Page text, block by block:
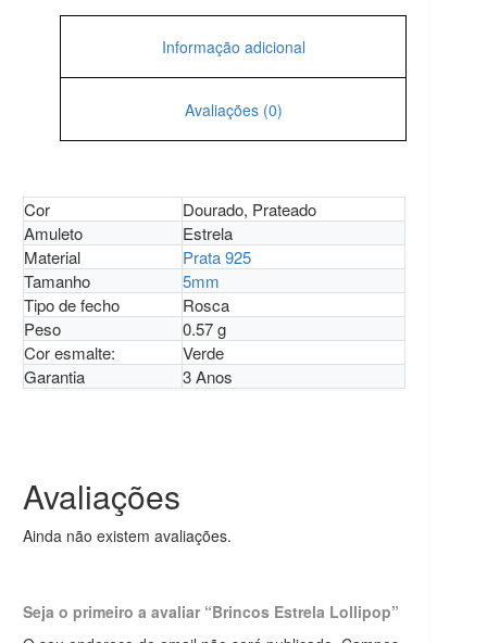
Informação adicional
Avaliações (0)
Cor
Dourado, Prateado
Amuleto
Estrela
Material
Prata 925
Tamanho
5mm
Tipo de fecho
Rosca
Peso
0.57 g
Cor esmalte:
Verde
Garantia
3 Anos
Avaliações
Ainda não existem avaliações.
Seja o primeiro a avaliar “Brincos Estrela Lollipop”